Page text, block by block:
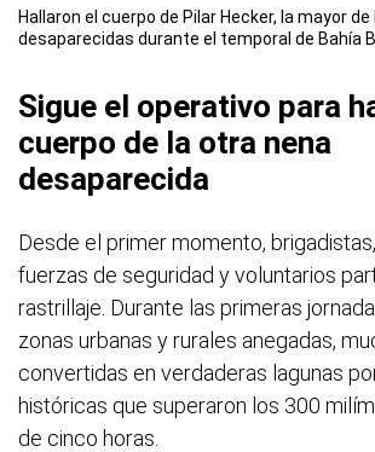
Hallaron el cuerpo de Pilar Hecker, la mayor
desaparecidas durante el temporal de Bahía
Sigue el operativo para
cuerpo de la otra nena
desaparecida
Desde el primer momento,
fuerzas de seguridad y voluntarios
rastrillaje. Durante las primeras
zonas urbanas y rurales anegadas,
convertidas en verdaderas lagunas
históricas que superaron los 300
de cinco horas.